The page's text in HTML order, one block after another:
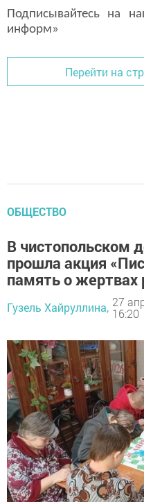
Подписывайтесь на
информ»
Перейти на
ОБЩЕСТВО
В чистопольском
прошла акция
память о жертвах
Гузель Хайруллина, 27
16:20